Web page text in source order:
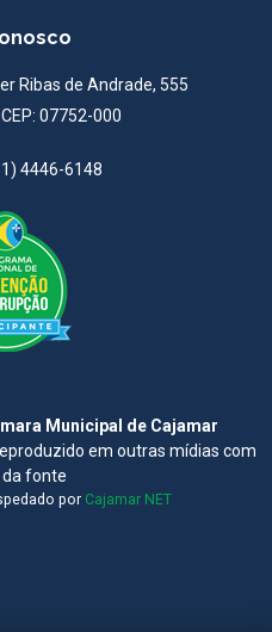
Ribas de Andrade, 555
07752-000
4446-6148
Municipal de Cajamar
em outras mídias com
fonte
por Cajamar NET